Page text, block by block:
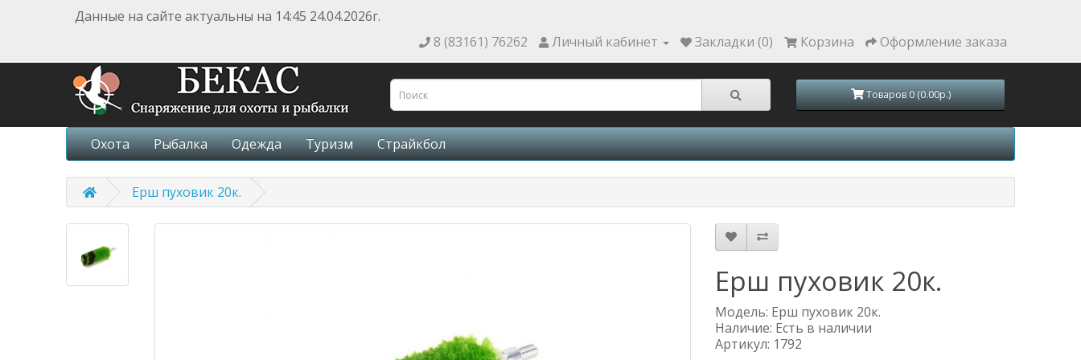
Данные на сайте актуальны на 14:45 24.04.2026г.
8 (83161) 76262
Личный кабинет Закладки (0) Корзина Оформление заказа
Товаров 0 (0.00р.)
Охота Рыбалка Одежда Туризм Страйкбол
Ерш пуховик 20к.
Ерш пуховик 20к.
Модель: Ерш пуховик 20к.
Наличие: Есть в наличии
Артикул: 1792